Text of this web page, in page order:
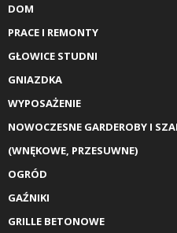
DOM
PRACE I REMONTY
GŁOWICE STUDNI
GNIAZDKA
WYPOSAŻENIE
NOWOCZESNE GARDEROBY I
(WNĘKOWE, PRZESUWNE)
OGRÓD
GAŹNIKI
GRILLE BETONOWE